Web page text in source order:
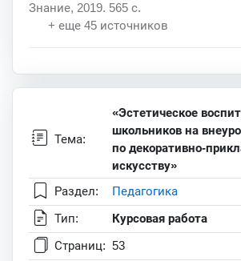
Знание, 2019. 565 с.
+ еще 45 источников
Тема:
«Эстетическое
школьников на
по декоративно-
искусству»
Раздел:
Педагогика
Тип:
Курсовая работа
Страниц: 53